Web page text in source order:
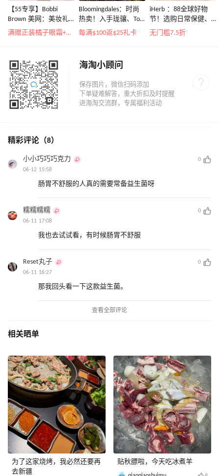
【55专享】Bobbi
Brown 美网：美妆礼
遇！满$150立省$50
满赠正装橘子眼霜+精华唇蜜等好礼
Bloomingdales：时尚
热卖！入手珑骧、Tory
Burch、拉夫劳伦等
每满$100返$25礼卡
iHerb ：88全球好物
节！选购日常保健、
健身补剂、护肤洗护
无门槛7.5折
海淘小顾问
精彩评论（8）
小小巧巧巧克力
0
06-12 15:58
肠胃不舒服的人真的需要常备益生菌呀
糯糯糯糯
0
06-11 17:08
我也去试试看，有时候肠胃不舒服
Reset丸子
0
06-11 16:27
那我回头看一下这款益生菌。
查看全部评论
相关晒单
为了这家烧烤，我必然还要再
去新疆
贴秋膘啦，今天吃冰煮羊